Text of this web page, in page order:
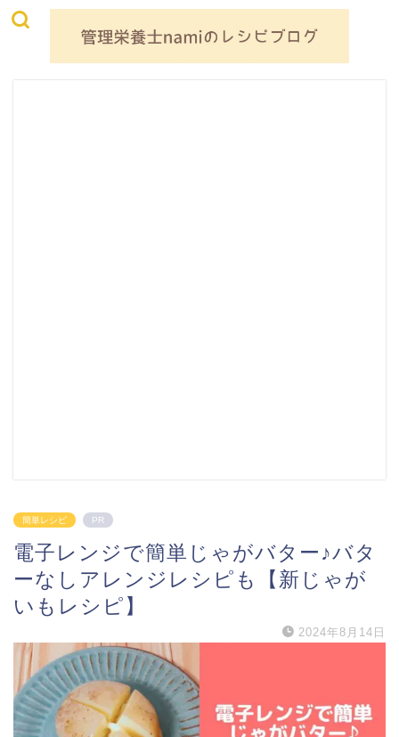
簡単レシピ PR
電子レンジで簡単じゃがバター♪バタ
ーなしアレンジレシピも【新じゃが
いもレシピ】
2024年8月14日